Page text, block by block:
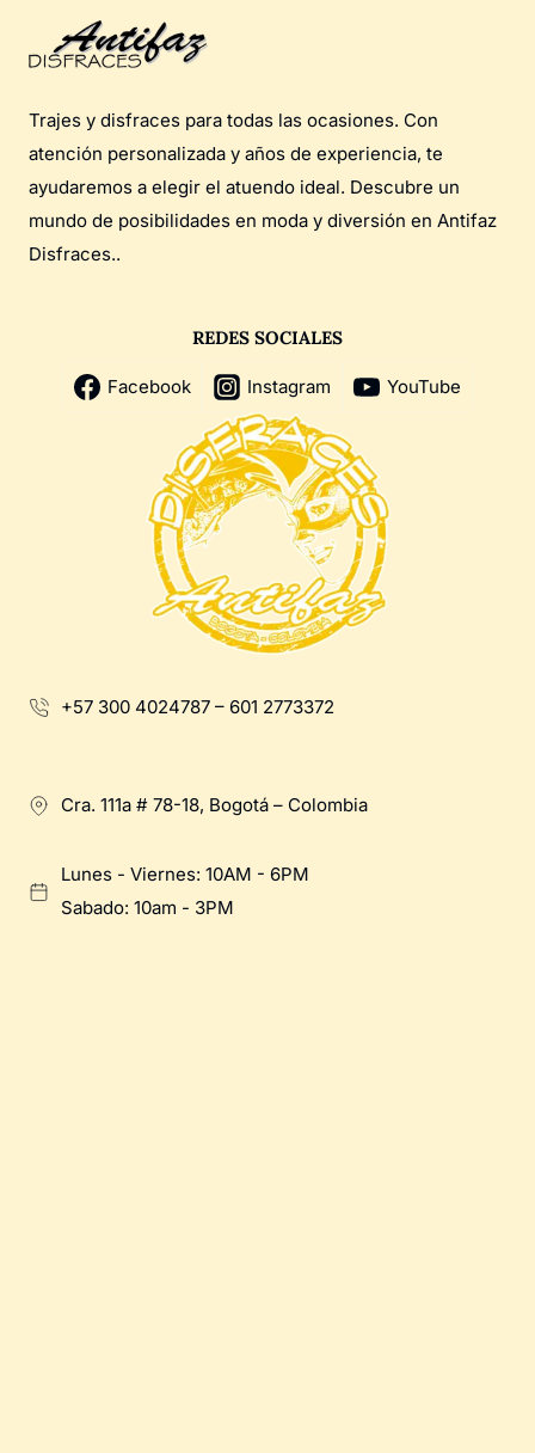
Trajes y disfraces para todas las ocasiones. Con
atención personalizada y años de experiencia, te
ayudaremos a elegir el atuendo ideal. Descubre un
mundo de posibilidades en moda y diversión en Antifaz
Disfraces..
REDES SOCIALES
Facebook Instagram YouTube
+57 300 4024787 – 601 2773372
Cra. 111a # 78-18, Bogotá – Colombia
Lunes - Viernes: 10AM - 6PM
Sabado: 10am - 3PM